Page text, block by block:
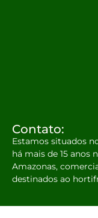
Contato:
Estamos situados
há mais de 15 anos
Amazonas,
destinados ao